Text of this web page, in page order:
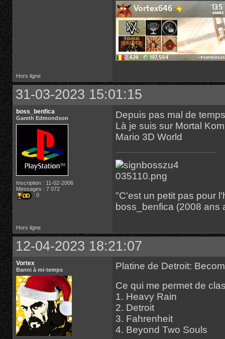
Hors ligne
31-03-2023 15:01:15
boss_benfica
Gareth Edmondson
Inscription : 11-02-2006
Messages : 7 072
: 0
Depuis pas mal de
Là je suis sur Mortal
Mario 3D World
"C'est un petit pas pour
boss_benfica (2008 ans
Hors ligne
12-04-2023 18:21:07
Vortex
Banni à mi-temps
Platine de Detroit:
Ce qui me permet de
1. Heavy Rain
2. Detroit
3. Fahrenheit
4. Beyond Two Souls